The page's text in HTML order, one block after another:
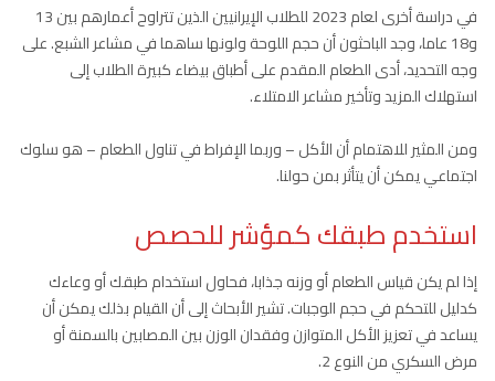
في دراسة أخرى لعام 2023 للطلاب الإيرانيين الذين تتراوح أعمارهم بين 13
و18 عاما، وجد الباحثون أن حجم اللوحة ولونها ساهما في مشاعر الشبع. على
وجه التحديد، أدى الطعام المقدم على أطباق بيضاء كبيرة الطلاب إلى
استهلاك المزيد وتأخير مشاعر الامتلاء.
ومن المثير للاهتمام أن الأكل – وربما الإفراط في تناول الطعام – هو سلوك
اجتماعي يمكن أن يتأثر بمن حولنا.
استخدم طبقك كمؤشر للحصص
إذا لم يكن قياس الطعام أو وزنه جذابا، فحاول استخدام طبقك أو وعاءك
كدليل للتحكم في حجم الوجبات. تشير الأبحاث إلى أن القيام بذلك يمكن أن
يساعد في تعزيز الأكل المتوازن وفقدان الوزن بين المصابين بالسمنة أو
مرض السكري من النوع 2.